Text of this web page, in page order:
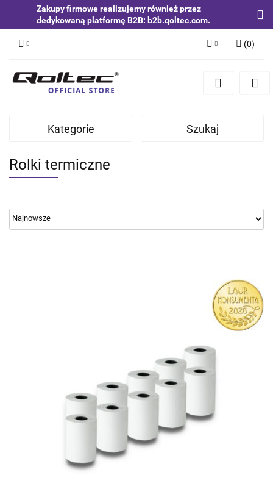
Zakupy firmowe realizujemy również przez
dedykowaną platformę B2B: b2b.qoltec.com.
Zaloguj się
Zgody cookies
(0)
Kategorie Szukaj
Rolki termiczne